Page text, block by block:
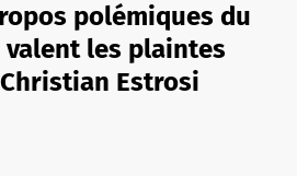
polémiques du
les plaintes
Estrosi